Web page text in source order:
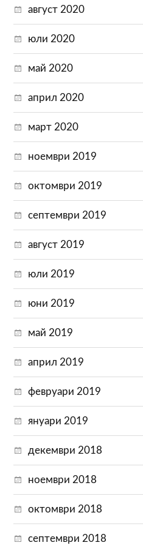
август 2020
юли 2020
май 2020
април 2020
март 2020
ноември 2019
октомври 2019
септември 2019
август 2019
юли 2019
юни 2019
май 2019
април 2019
февруари 2019
януари 2019
декември 2018
ноември 2018
октомври 2018
септември 2018